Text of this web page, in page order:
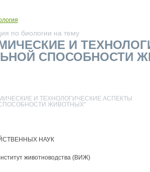
по биологии на тему
И
СПОСОБНОСТИ
И ТЕХНОЛОГИЧЕСКИЕ АСПЕКТЫ
ЖИВОТНЫХ"
НАУК
животноводства (ВИЖ)